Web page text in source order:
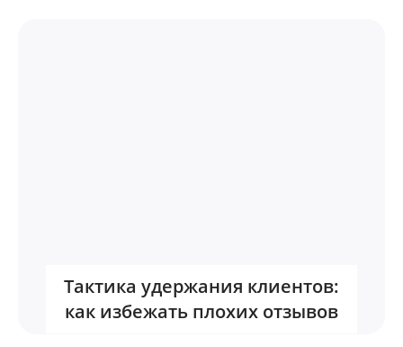
Тактика удержания клиентов:
как избежать плохих отзывов